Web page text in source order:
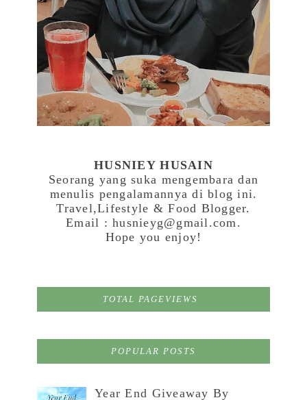
HUSNIEY HUSAIN
Seorang yang suka mengembara dan
menulis pengalamannya di blog ini.
Travel,Lifestyle & Food Blogger.
Email : husnieyg@gmail.com.
Hope you enjoy!
TOTAL PAGEVIEWS
POPULAR POSTS
Year End Giveaway By